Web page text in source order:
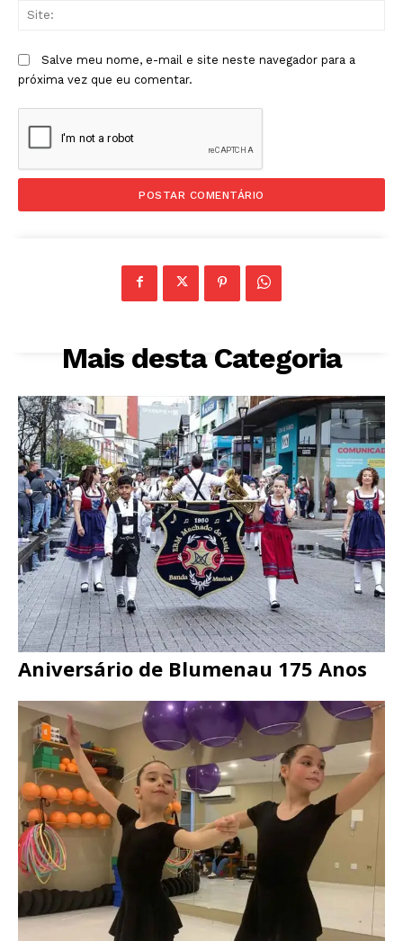
Salve meu nome, e-mail e site neste navegador para a
próxima vez que eu comentar.
Mais desta Categoria
Aniversário de Blumenau 175 Anos